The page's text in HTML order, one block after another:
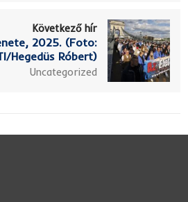
Következő hír
2025. (Foto:
Hegedüs Róbert)
Uncategorized